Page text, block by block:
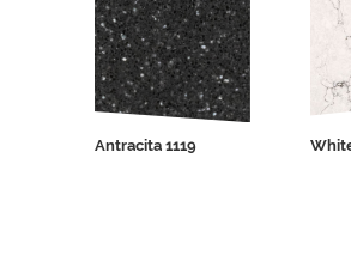
Antracita 1119